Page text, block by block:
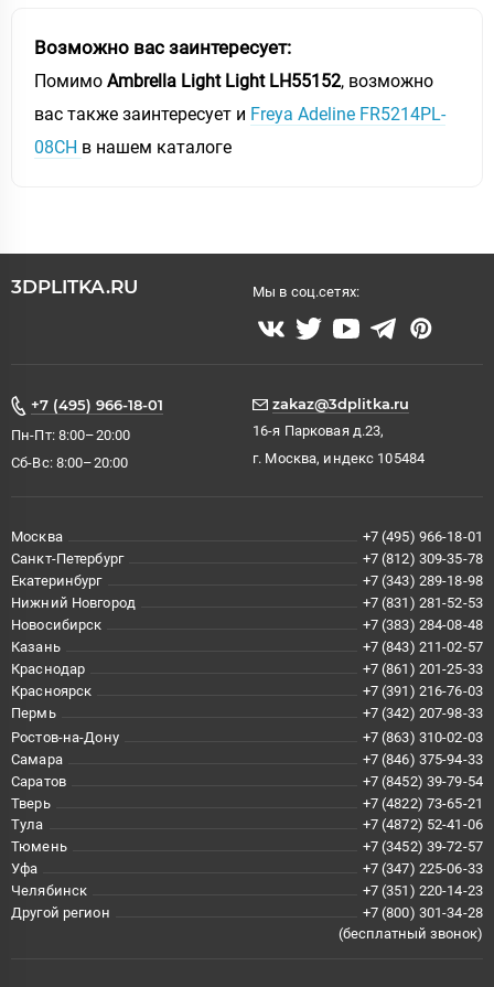
Возможно вас заинтересует:
Помимо Ambrella Light Light LH55152, возможно
вас также заинтересует и Freya Adeline FR5214PL-
08CH в нашем каталоге
3DPLITKA.RU Мы в соц.сетях:
+7 (495) 966-18-01
Пн-Пт: 8:00–20:00
Сб-Вс: 8:00–20:00
zakaz@3dplitka.ru
16-я Парковая д.23,
г. Москва, индекс 105484
Москва
+7 (495) 966-18-01
Санкт-Петербург
+7 (812) 309-35-78
Екатеринбург
+7 (343) 289-18-98
Нижний Новгород
+7 (831) 281-52-53
Новосибирск
+7 (383) 284-08-48
Казань
+7 (843) 211-02-57
Краснодар
+7 (861) 201-25-33
Красноярск
+7 (391) 216-76-03
Пермь
+7 (342) 207-98-33
Ростов-на-Дону
+7 (863) 310-02-03
Самара
+7 (846) 375-94-33
Саратов
+7 (8452) 39-79-54
Тверь
+7 (4822) 73-65-21
Тула
+7 (4872) 52-41-06
Тюмень
+7 (3452) 39-72-57
Уфа
+7 (347) 225-06-33
Челябинск
+7 (351) 220-14-23
Другой регион
+7 (800) 301-34-28
(бесплатный звонок)